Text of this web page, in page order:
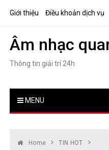
Giới thiệu Điều khoản dịch vụ
Âm nhạc
Thông tin giải trí 24h
MENU
Home
TIN HOT